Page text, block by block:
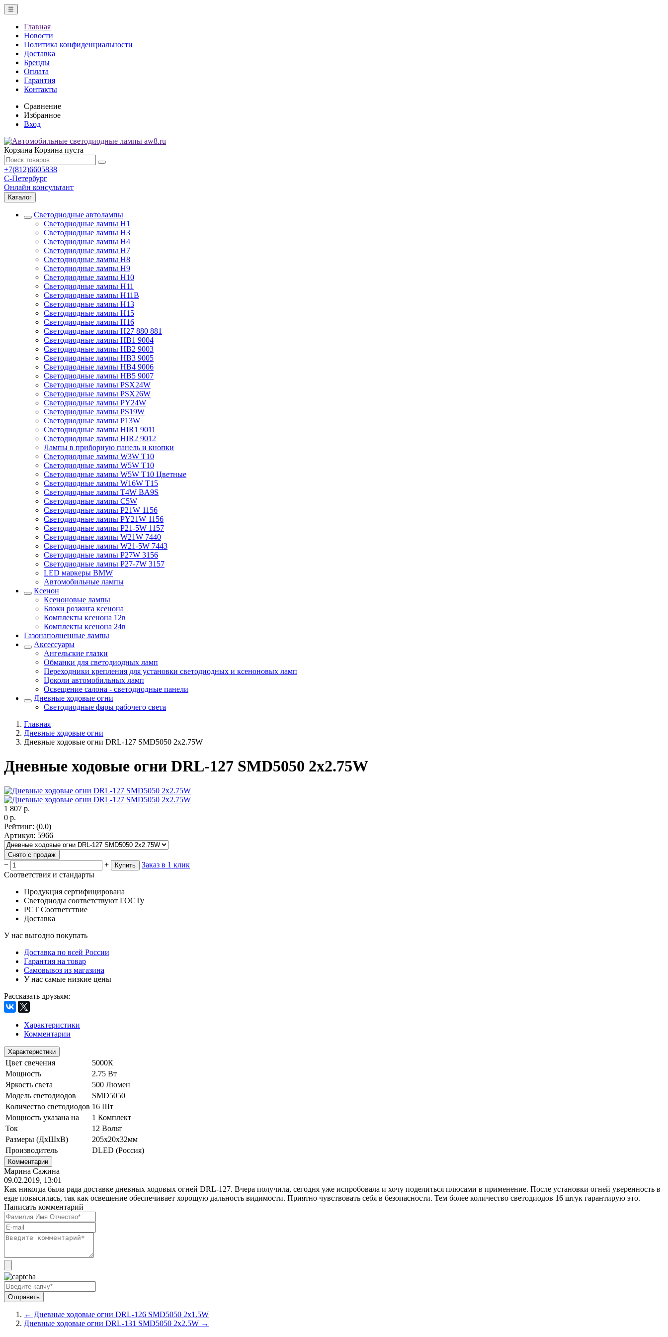
☰
Главная
Новости
Политика конфиденциальности
Доставка
Бренды
Оплата
Гарантия
Контакты
Сравнение
Избранное
Вход
Корзина Корзина пуста
+7(812)6605838
С-Петербург
Онлайн консультант
Каталог
Светодиодные автолампы
Светодиодные лампы H1
Светодиодные лампы H3
Светодиодные лампы H4
Светодиодные лампы H7
Светодиодные лампы H8
Светодиодные лампы H9
Светодиодные лампы H10
Светодиодные лампы H11
Светодиодные лампы H11B
Светодиодные лампы H13
Светодиодные лампы H15
Светодиодные лампы H16
Светодиодные лампы H27 880 881
Светодиодные лампы HB1 9004
Светодиодные лампы HB2 9003
Светодиодные лампы HB3 9005
Светодиодные лампы HB4 9006
Светодиодные лампы HB5 9007
Светодиодные лампы PSX24W
Светодиодные лампы PSX26W
Светодиодные лампы PY24W
Светодиодные лампы PS19W
Светодиодные лампы P13W
Светодиодные лампы HIR1 9011
Светодиодные лампы HIR2 9012
Лампы в приборную панель и кнопки
Светодиодные лампы W3W T10
Светодиодные лампы W5W T10
Светодиодные лампы W5W T10 Цветные
Светодиодные лампы W16W T15
Светодиодные лампы T4W BA9S
Светодиодные лампы C5W
Светодиодные лампы P21W 1156
Светодиодные лампы PY21W 1156
Светодиодные лампы P21-5W 1157
Светодиодные лампы W21W 7440
Светодиодные лампы W21-5W 7443
Светодиодные лампы P27W 3156
Светодиодные лампы P27-7W 3157
LED маркеры BMW
Автомобильные лампы
Ксенон
Ксеноновые лампы
Блоки розжига ксенона
Комплекты ксенона 12в
Комплекты ксенона 24в
Газонаполненные лампы
Аксессуары
Ангельские глазки
Обманки для светодиодных ламп
Переходники крепления для установки светодиодных и ксеноновых ламп
Цоколи автомобильных ламп
Освещение салона - светодиодные панели
Дневные ходовые огни
Светодиодные фары рабочего света
Главная
Дневные ходовые огни
Дневные ходовые огни DRL-127 SMD5050 2x2.75W
Дневные ходовые огни DRL-127 SMD5050 2x2.75W
1 807 р.
0 р.
Рейтинг: (0.0)
Артикул: 5966
Снято с продаж
− + Купить
Заказ в 1 клик
Соответствия и стандарты
Продукция сертифицирована
Светодиоды соответствуют ГОСТу
РСТ Соответствие
Доставка
У нас выгодно покупать
Доставка по всей России
Гарантия на товар
Самовывоз из магазина
У нас самые низкие цены
Рассказать друзьям:
Характеристики
Комментарии
Характеристики
Цвет свечения
5000К
Мощность
2.75 Вт
Яркость света
500 Люмен
Модель светодиодов
SMD5050
Количество светодиодов 16 Шт
Мощность указана на
1 Комплект
Ток
12 Вольт
Размеры (ДхШхВ)
205х20х32мм
Производитель
DLED (Россия)
Комментарии
Марина Сажина
09.02.2019, 13:01
Как никогда была рада доставке дневных ходовых огней DRL-127. Вчера получила, сегодня уже испробовала и хочу поделиться плюсами в применение. После установки огней уверенность в
езде повысилась, так как освещение обеспечивает хорошую дальность видимости. Приятно чувствовать себя в безопасности. Тем более количество светодиодов 16 штук гарантирую это.
Написать комментарий
← Дневные ходовые огни DRL-126 SMD5050 2x1.5W
Дневные ходовые огни DRL-131 SMD5050 2x2.5W →